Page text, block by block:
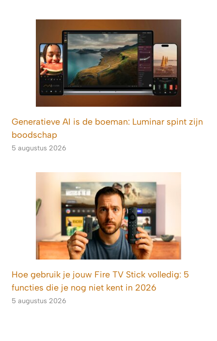
Generatieve AI is de boeman: Luminar spint zijn
boodschap
5 augustus 2026
Hoe gebruik je jouw Fire TV Stick volledig: 5
functies die je nog niet kent in 2026
5 augustus 2026